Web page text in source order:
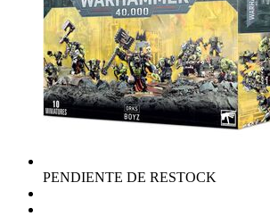
PENDIENTE DE RESTOCK